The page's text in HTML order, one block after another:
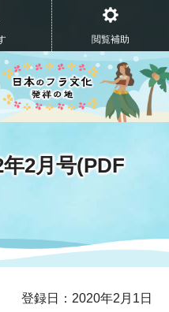
閲覧補助
2月号(PDF
登録日：2020年2月1日